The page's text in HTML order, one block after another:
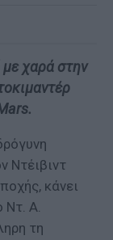
χαρά στην
Ντέιβιντ
κάνει
Ντ. Α.
τη